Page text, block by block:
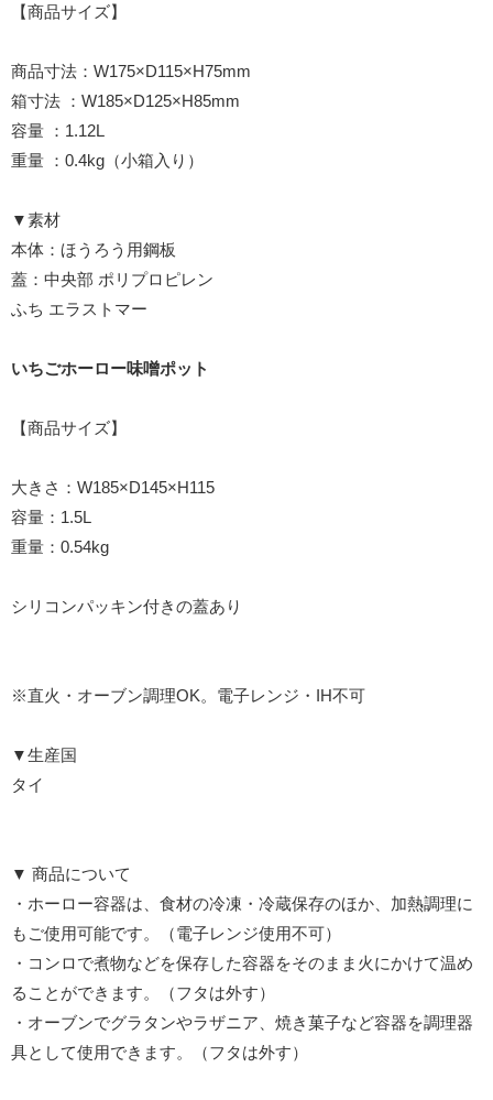
【商品サイズ】
商品寸法：W175×D115×H75mm
箱寸法 ：W185×D125×H85mm
容量 ：1.12L
重量 ：0.4kg（小箱入り）
▼素材
本体：ほうろう用鋼板
蓋：中央部 ポリプロピレン
ふち エラストマー
いちごホーロー味噌ポット
【商品サイズ】
大きさ：W185×D145×H115
容量：1.5L
重量：0.54kg
シリコンパッキン付きの蓋あり
※直火・オーブン調理OK。電子レンジ・IH不可
▼生産国
タイ
▼ 商品について
・ホーロー容器は、食材の冷凍・冷蔵保存のほか、加熱調理に
もご使用可能です。（電子レンジ使用不可）
・コンロで煮物などを保存した容器をそのまま火にかけて温め
ることができます。（フタは外す）
・オーブンでグラタンやラザニア、焼き菓子など容器を調理器
具として使用できます。（フタは外す）